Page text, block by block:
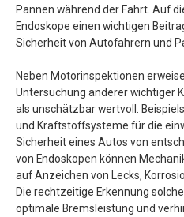
Pannen während der Fahrt. Auf
Endoskope einen wichtigen
Sicherheit von Autofahrern und
Neben Motorinspektionen
Untersuchung anderer wichtiger
als unschätzbar wertvoll.
und Kraftstoffsysteme für die
Sicherheit eines Autos von
von Endoskopen können
auf Anzeichen von Lecks,
Die rechtzeitige Erkennung
optimale Bremsleistung und